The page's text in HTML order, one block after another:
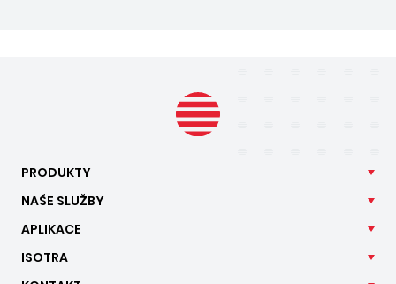
PRODUKTY
NAŠE SLUŽBY
APLIKACE
ISOTRA